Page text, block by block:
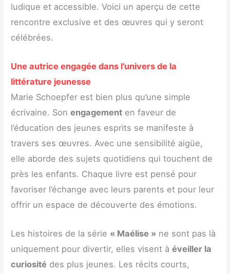
ludique et accessible. Voici un aperçu de cette
rencontre exclusive et des œuvres qui y seront
célébrées.
Une autrice engagée dans l’univers de la
littérature jeunesse
Marie Schoepfer est bien plus qu’une simple
écrivaine. Sonengagement en faveur de
l’éducation des jeunes esprits se manifeste à
travers ses œuvres. Avec une sensibilité aigüe,
elle aborde des sujets quotidiens qui touchent de
près les enfants. Chaque livre est pensé pour
favoriser l’échange avec leurs parents et pour leur
offrir un espace de découverte des émotions.
Les histoires de la série « Maélise » ne sont pas là
uniquement pour divertir, elles visent àéveiller la
curiosité des plus jeunes. Les récits courts,